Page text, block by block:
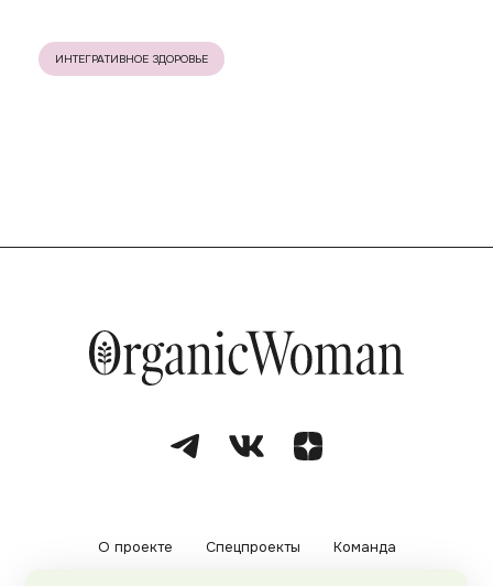
ИНТЕГРАТИВНОЕ ЗДОРОВЬЕ
О проекте Спецпроекты Команда